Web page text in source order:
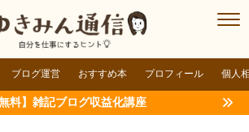
ブログ運営 おすすめ本 プロフィール 個人
無料】雑記ブログ収益化講座